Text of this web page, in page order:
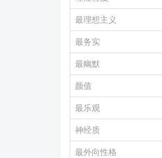
最理想主义
最务实
最幽默
颜值
最乐观
神经质
最外向性格